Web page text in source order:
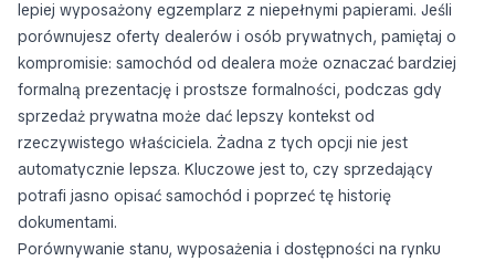
lepiej wyposażony egzemplarz z niepełnymi papierami. Jeśli
porównujesz oferty dealerów i osób prywatnych, pamiętaj o
kompromisie: samochód od dealera może oznaczać bardziej
formalną prezentację i prostsze formalności, podczas gdy
sprzedaż prywatna może dać lepszy kontekst od
rzeczywistego właściciela. Żadna z tych opcji nie jest
automatycznie lepsza. Kluczowe jest to, czy sprzedający
potrafi jasno opisać samochód i poprzeć tę historię
dokumentami.
Porównywanie stanu, wyposażenia i dostępności na rynku